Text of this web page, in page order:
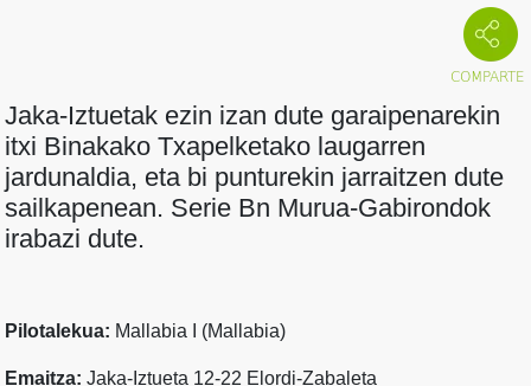
Jaka-Iztuetak ezin izan dute garaipenarekin
itxi Binakako Txapelketako laugarren
jardunaldia, eta bi punturekin jarraitzen dute
sailkapenean. Serie Bn Murua-Gabirondok
irabazi dute.
Pilotalekua: Mallabia I (Mallabia)
Emaitza: Jaka-Iztueta 12-22 Elordi-Zabaleta